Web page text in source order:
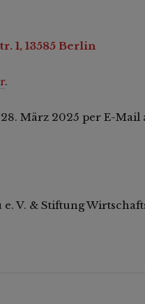
1, 13585 Berlin
.
März 2025 per E-Mail
V. & Stiftung